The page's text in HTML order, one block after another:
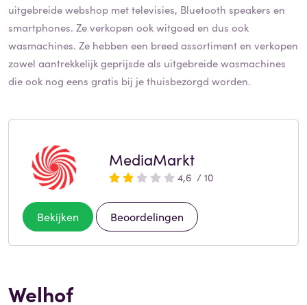
uitgebreide webshop met televisies, Bluetooth speakers en
smartphones. Ze verkopen ook witgoed en dus ook
wasmachines. Ze hebben een breed assortiment en verkopen
zowel aantrekkelijk geprijsde als uitgebreide wasmachines
die ook nog eens gratis bij je thuisbezorgd worden.
MediaMarkt
4,6 / 10
Bekijken Beoordelingen
Welhof